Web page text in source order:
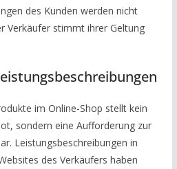
des Kunden werden nicht
Verkäufer stimmt ihrer Geltung
im Online-Shop stellt kein
sondern eine Aufforderung zur
Leistungsbeschreibungen in
des Verkäufers haben